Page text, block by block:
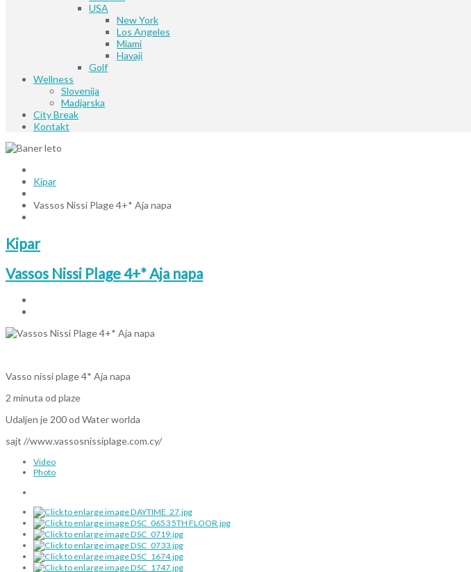
USA
New York
Los Angeles
Miami
Havaji
Golf
Wellness
Slovenija
Madjarska
City Break
Kontakt
Kipar
Vassos Nissi Plage 4+* Aja napa
Kipar
Vassos Nissi Plage 4+* Aja napa
Vasso nissi plage 4* Aja napa
2 minuta od plaze
Udaljen je 200 od Water worlda
sajt //www.vassosnissiplage.com.cy/
Video
Photo